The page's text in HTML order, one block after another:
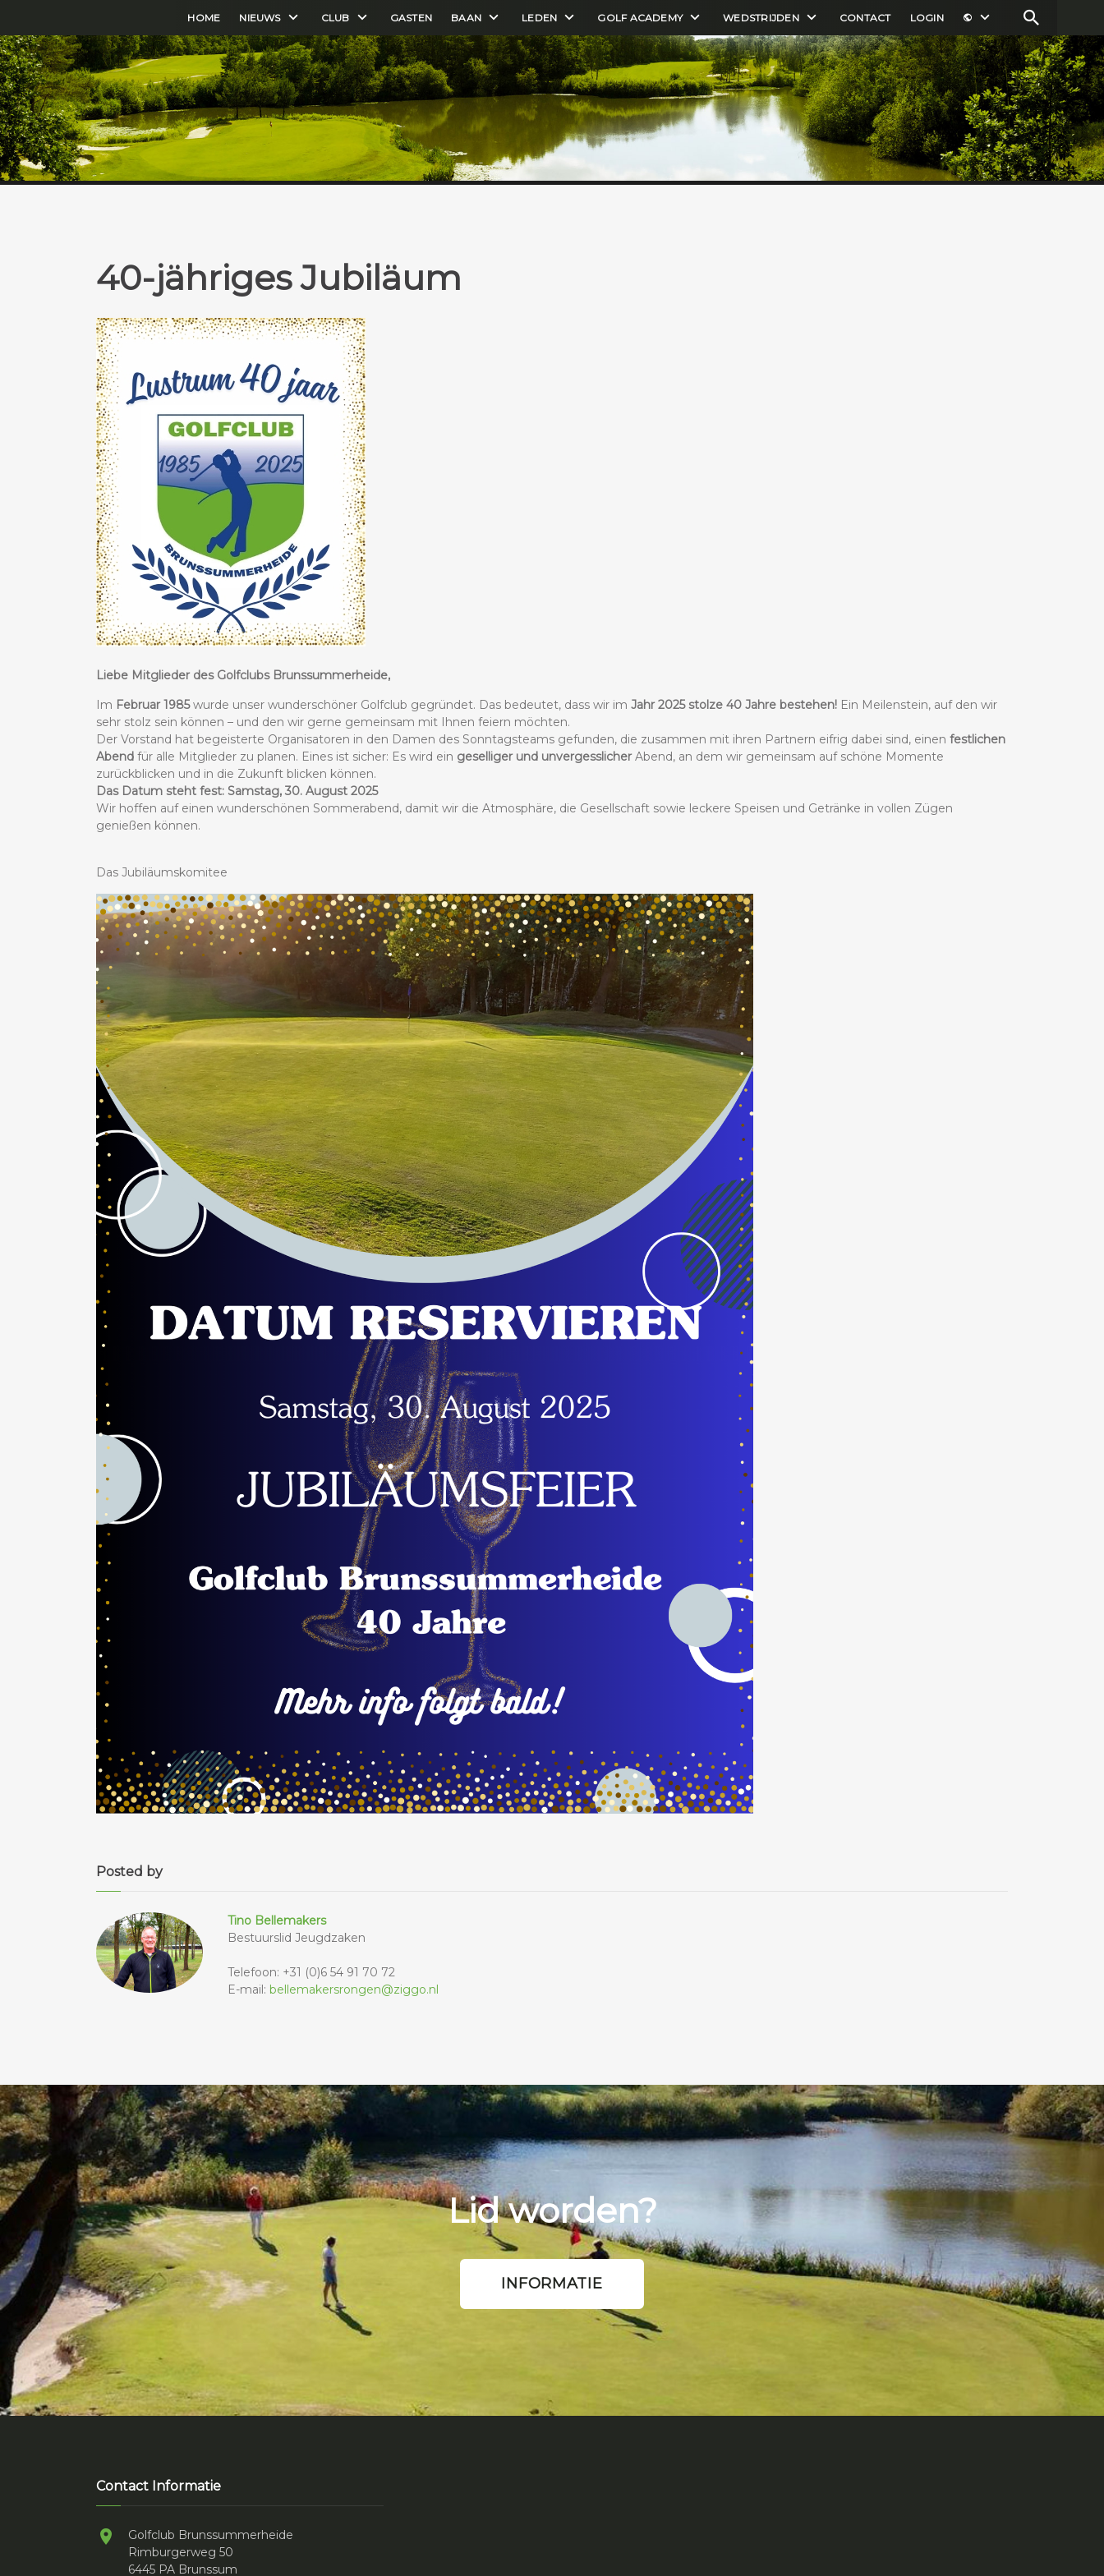
HOME NIEUWS CLUB GASTEN BAAN LEDEN GOLF ACADEMY WEDSTRIJDEN CONTACT LOGIN
40-jähriges Jubiläum
Liebe Mitglieder des Golfclubs Brunssummerheide,
Im Februar 1985wurde unser wunderschöner Golfclub gegründet. Das bedeutet, dass wir im Jahr 2025 stolze 40 Jahre bestehen! Ein Meilenstein, auf den wir
sehr stolz sein können – und den wir gerne gemeinsam mit Ihnen feiern möchten.
Der Vorstand hat begeisterte Organisatoren in den Damen des Sonntagsteams gefunden, die zusammen mit ihren Partnern eifrig dabei sind, einen festlichen
Abend für alle Mitglieder zu planen. Eines ist sicher: Es wird ein geselliger und unvergesslicherAbend, an dem wir gemeinsam auf schöne Momente
zurückblicken und in die Zukunft blicken können.
Das Datum steht fest: Samstag, 30. August 2025
Wir hoffen auf einen wunderschönen Sommerabend, damit wir die Atmosphäre, die Gesellschaft sowie leckere Speisen und Getränke in vollen Zügen
genießen können.
Das Jubiläumskomitee
Posted by
Tino Bellemakers
Bestuurslid Jeugdzaken
Telefoon: +31 (0)6 54 91 70 72
E-mail: bellemakersrongen@ziggo.nl
Lid worden?
INFORMATIE
Contact Informatie
Golfclub Brunssummerheide
Rimburgerweg 50
6445 PA Brunssum